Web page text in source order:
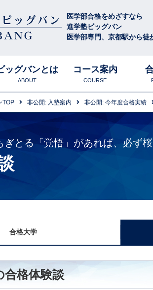
医学部合格をめざすなら
進学塾ビッグバン
医学部専門、京都駅から徒
ッグバンとは
ABOUT
コース案内
COURSE
TOP 非公開: 入塾案内 非公開: 今年度合格実績
ぎとる「覚悟」があれば、必ず桜
合格大学
合格体験談